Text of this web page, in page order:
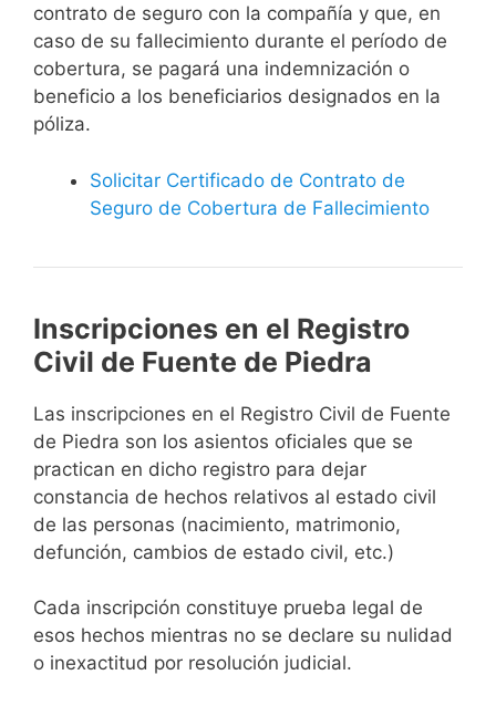
contrato de seguro con la compañía y que, en
caso de su fallecimiento durante el período de
cobertura, se pagará una indemnización o
beneficio a los beneficiarios designados en la
póliza.
Solicitar Certificado de Contrato de
Seguro de Cobertura de Fallecimiento
Inscripciones en el Registro
Civil de Fuente de Piedra
Las inscripciones en el Registro Civil de Fuente
de Piedra son los asientos oficiales que se
practican en dicho registro para dejar
constancia de hechos relativos al estado civil
de las personas (nacimiento, matrimonio,
defunción, cambios de estado civil, etc.)
Cada inscripción constituye prueba legal de
esos hechos mientras no se declare su nulidad
o inexactitud por resolución judicial.